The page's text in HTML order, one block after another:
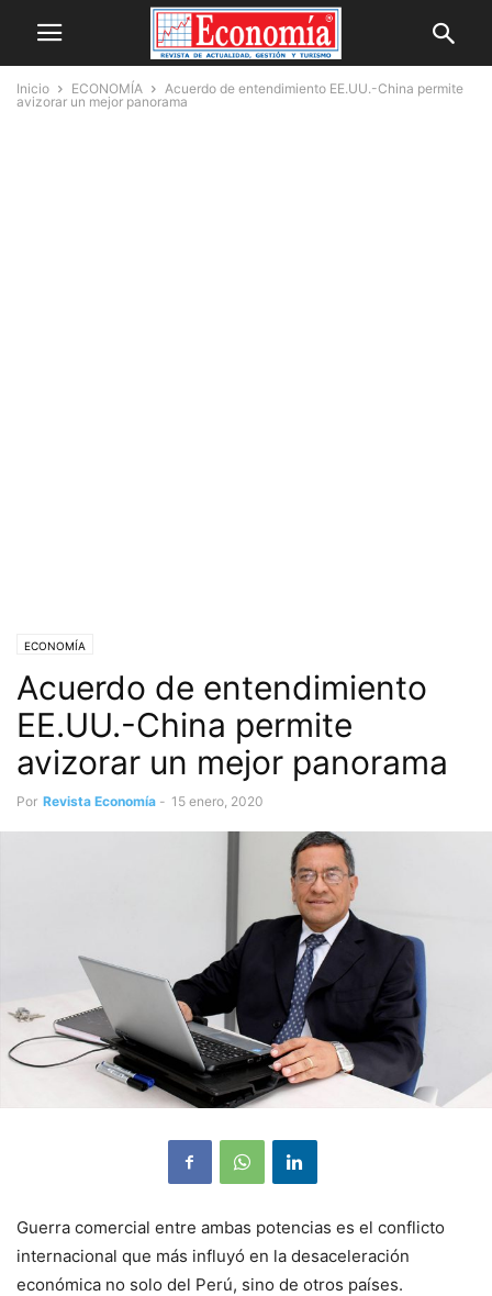
Inicio ECONOMÍA
Acuerdo de entendimiento EE.UU.-China permite
avizorar un mejor panorama
ECONOMÍA
Acuerdo de entendimiento
EE.UU.-China permite
avizorar un mejor panorama
Por Revista Economía - 15 enero, 2020
Guerra comercial entre ambas potencias es el conflicto
internacional que más influyó en la desaceleración
económica no solo del Perú, sino de otros países.